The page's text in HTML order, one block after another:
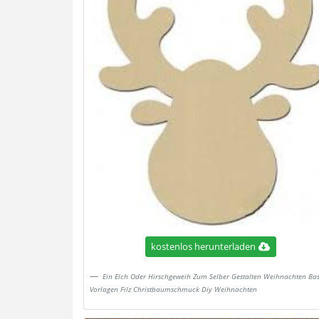
kostenlos herunterladen
Ein Elch Oder Hirschgeweih Zum Selber Gestalten Weihnachten
Vorlagen Filz Christbaumschmuck Diy Weihnachten